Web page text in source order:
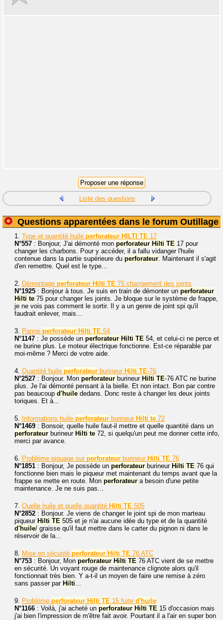
Liste des questions
Questions apparentées dans le forum Outillage
1. Type et quantité huile perforateur HILTI TE 17
N°557 : Bonjour, J'ai démonté mon perforateur Hilti TE 17 pour
changer les charbons. Pour y accéder, il a fallu vidanger l'huile
contenue dans la partie supérieure du perforateur. Maintenant il s'agit
d'en remettre. Quel est le type...
2. Démontage perforateur Hilti TE 75 changement des joints
N°1925 : Bonjour à tous. Je suis en train de démonter un perforateur
Hilti te 75 pour changer les joints. Je bloque sur le système de frappe,
je ne vois pas comment le sortir. Il y a un genre de joint spi qu'il
faudrait enlever, mais...
3. Panne perforateur Hilti TE 54
N°1147 : Je possède un perforateur Hilti TE 54, et celui-ci ne perce et
ne burine plus. Le moteur électrique fonctionne. Est-ce réparable par
moi-même ? Merci de votre aide.
4. Quantité huile perforateur burineur Hilti TE-76
N°2527 : Bonjour. Mon perforateur burineur Hilti TE-76 ATC ne burine
plus. Je l'ai démonté pensant à la bielle. Et non intact. Bon par contre
pas beaucoup d'huile dedans. Donc reste à changer les deux joints
toriques. Et à...
5. Informations huile perforateur burineur Hilti te 72
N°1469 : Bonsoir, quelle huile faut-il mettre et quelle quantité dans un
perforateur burineur Hilti te 72, si quelqu'un peut me donner cette info,
merci par avance.
6. Problème piquage sur perforateur burineur Hilti TE 76
N°1851 : Bonjour, Je possède un perforateur burineur Hilti TE 76 qui
fonctionne bien mais le piqueur met maintenant du temps avant que la
frappe se mette en route. Mon perforateur a besoin d'une petite
maintenance. Je ne suis pas...
7. Quelle huile et quelle quantité Hilti TE 505
N°2852 : Bonjour. Je viens de changer le joint spi de mon marteau
piqueur Hilti TE 505 et je n'ai aucune idée du type et de la quantité
d'huile/ graisse qu'il faut mettre dans le carter du pignon ni dans le
réservoir de la...
8. Mise en sécurité perforateur Hilti TE 76 ATC
N°753 : Bonjour, Mon perforateur Hilti TE 76 ATC vient de se mettre
en sécurité. Un voyant rouge de maintenance clignote alors qu'il
fonctionnait très bien. Y a-t-il un moyen de faire une remise à zéro
sans passer par Hilti...
9. Problème perforateur Hilti TE 15 fuite d'huile
N°1166 : Voilà, j'ai acheté un perforateur Hilti TE 15 d'occasion mais
j'ai bien l'impression de m'être fait avoir. Pourtant il a l'air en super bon